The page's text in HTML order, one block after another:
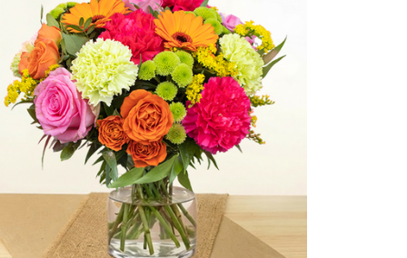
Voir la fiche détaillée
11e Voir la fiche détaillée
Plessis-Trévise Voir la fiche détaillée